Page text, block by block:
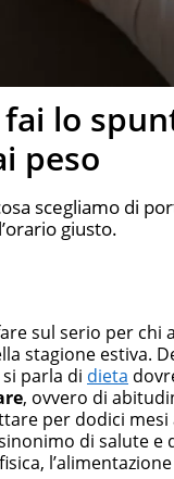
lo
peso
scegliamo di
giusto.
sul serio per chi
stagione estiva.
parla di dieta
, ovvero di
per dodici
di salute e